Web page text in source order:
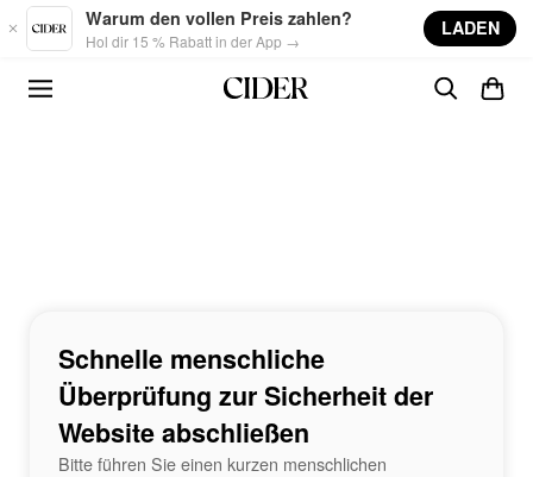
Skip to main content
Warum den vollen Preis zahlen?
Hol dir 15 % Rabatt in der App →
LADEN
Schnelle menschliche
Überprüfung zur Sicherheit der
Website abschließen
Bitte führen Sie einen kurzen menschlichen